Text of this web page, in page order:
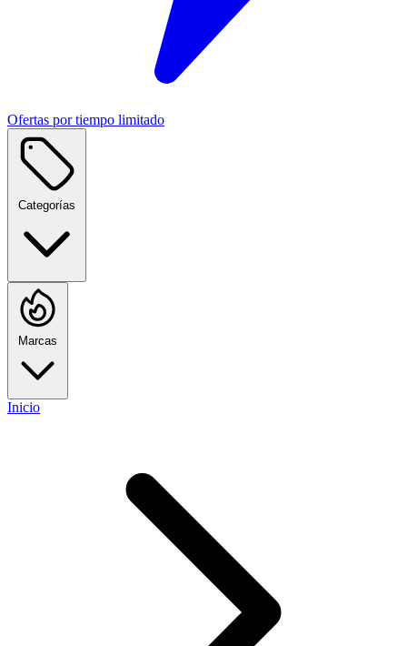
Ofertas por tiempo limitado
Categorías
Marcas
Inicio